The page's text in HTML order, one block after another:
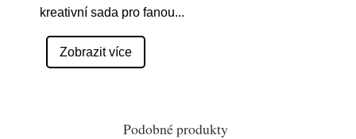
kreativní sada pro fanou...
Zobrazit více
Podobné produkty